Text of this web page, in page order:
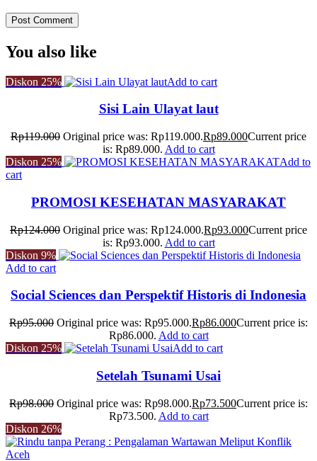
You also like
Diskon 25% Add to cart
Sisi Lain Ulayat laut
Rp119.000 Original price was: Rp119.000.Rp89.000Current price
is: Rp89.000. Add to cart
Diskon 25%
Add to
cart
PROMOSI KESEHATAN MASYARAKAT
Rp124.000 Original price was: Rp124.000.Rp93.000Current price
is: Rp93.000. Add to cart
Diskon 9%
Add to cart
Social Sciences dan Perspektif Historis di Indonesia
Rp95.000 Original price was: Rp95.000.Rp86.000Current price is:
Rp86.000. Add to cart
Diskon 25% Add to cart
Setelah Tsunami Usai
Rp98.000 Original price was: Rp98.000.Rp73.500Current price is:
Rp73.500. Add to cart
Diskon 26%